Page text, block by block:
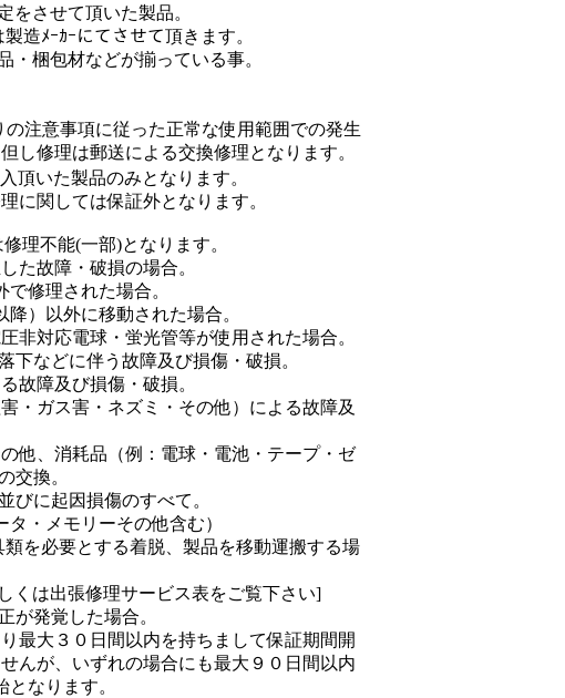
させて頂いた製品。
ﾒｰｶｰにてさせて頂きます。
梱包材などが揃っている事。
注意事項に従った正常な使用範囲での発生
し修理は郵送による交換修理となります。
頂いた製品のみとなります。
に関しては保証外となります。
理不能(一部)となります。
た故障・破損の場合。
修理された場合。
）以外に移動された場合。
非対応電球・蛍光管等が使用された場合。
下などに伴う故障及び損傷・破損。
故障及び損傷・破損。
・ガス害・ネズミ・その他）による故障及
他、消耗品（例：電球・電池・テープ・ゼ
交換。
びに起因損傷のすべて。
・メモリーその他含む）
を必要とする着脱、製品を移動運搬する場
くは出張修理サービス表をご覧下さい]
が発覚した場合。
最大３０日間以内を持ちまして保証期間開
んが、いずれの場合にも最大９０日間以内
なります。